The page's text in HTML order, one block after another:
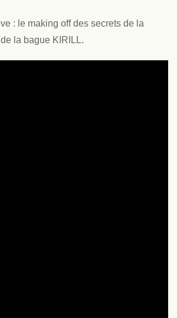
: le making off des secrets de la
la bague KIRILL.